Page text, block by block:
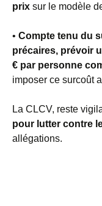
prix sur le modèle
• Compte tenu du
précaires, prévoir
€ par personne
imposer ce surcoût
La CLCV, reste
pour lutter contre
allégations.